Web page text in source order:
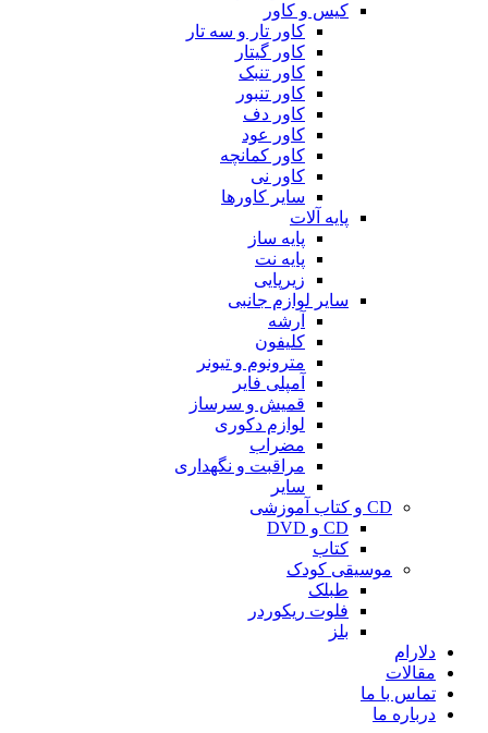
کیس و کاور
کاور تار و سه تار
کاور گیتار
کاور تنبک
کاور تنبور
کاور دف
کاور عود
کاور کمانچه
کاور نی
سایر کاورها
پایه آلات
پایه ساز
پایه نت
زیرپایی
سایر لوازم جانبی
آرشه
کلیفون
مترونوم و تیونر
آمپلی فایر
قمیش و سرساز
لوازم دکوری
مضراب
مراقبت و نگهداری
سایر
CD و کتاب آموزشی
CD و DVD
کتاب
موسیقی کودک
طبلک
فلوت ریکوردر
بلز
دلارام
مقالات
تماس با ما
درباره ما